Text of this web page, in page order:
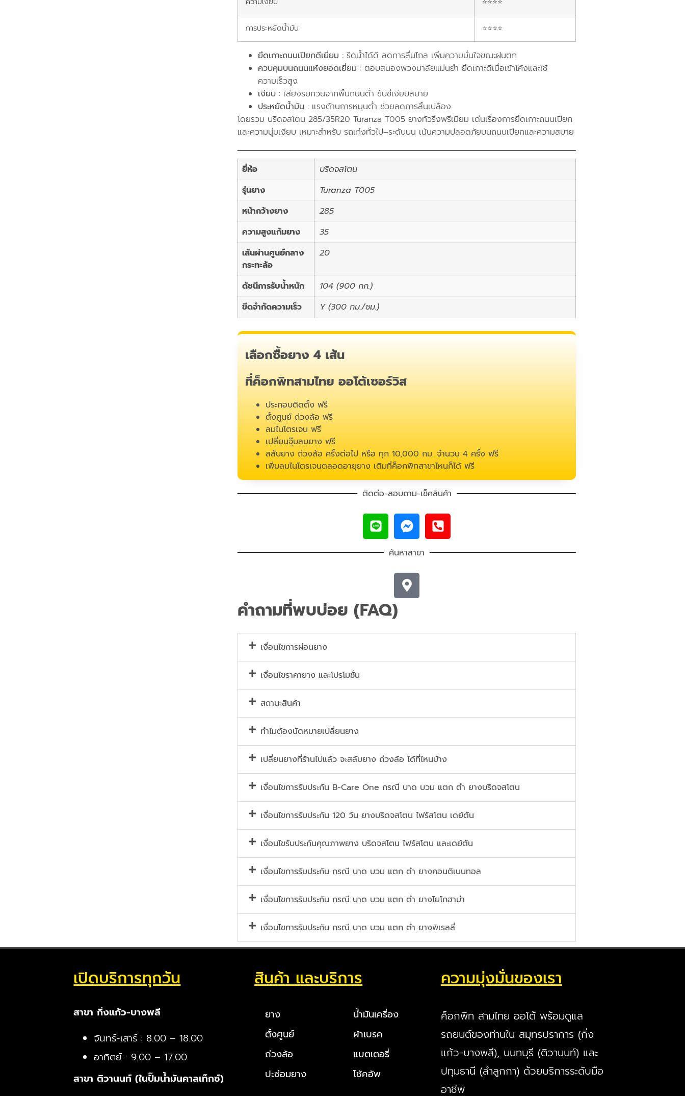
การประหยัดน้ำมัน ⭐⭐⭐⭐
ยึดเกาะถนนเปียกดีเยี่ยม : รีดน้ำได้ดี ลดการลื่นไถล เพิ่มความมั่นใจขณะฝนตก
ควบคุมบนถนนแห้งยอดเยี่ยม : ตอบสนองพวงมาลัยแม่นยำ ยึดเกาะดีเมื่อเข้าโค้งและใช้
ความเร็วสูง
เงียบ : เสียงรบกวนจากพื้นถนนต่ำ ขับขี่เงียบสบาย
ประหยัดน้ำมัน : แรงต้านการหมุนต่ำ ช่วยลดการสิ้นเปลือง
โดยรวม บริดจสโตน 285/35R20 Turanza T005 ยางทัวริ่งพรีเมียม เด่นเรื่องการยึดเกาะถนนเปียก
และความนุ่มเงียบ เหมาะสำหรับ รถเก๋งทั่วไป–ระดับบน เน้นความปลอดภัยบนถนนเปียกและความสบาย
ยี่ห้อ
บริดจสโตน
รุ่นยาง
Turanza T005
หน้ากว้างยาง
285
ความสูงแก้มยาง
35
เส้นผ่านศูนย์กลาง
กระทะล้อ
20
ดัชนีการรับน้ำหนัก
104 (900 กก.)
ขีดจำกัดความเร็ว
Y (300 กม./ชม.)
เลือกซื้อยาง 4 เส้น
ที่ค็อกพิทสามไทย ออโต้เซอร์วิส
ประกอบติดตั้ง ฟรี
ตั้งศูนย์ ถ่วงล้อ ฟรี
ลมไนโตรเจน ฟรี
เปลี่ยนจุ๊บลมยาง ฟรี
สลับยาง ถ่วงล้อ ครั้งต่อไป หรือ ทุก 10,000 กม. จำนวน 4 ครั้ง ฟรี
เพิ่มลมไนโตรเจนตลอดอายุยาง เติมที่ค็อกพิทสาขาไหนก็ได้ ฟรี
ติดต่อ-สอบถาม-เช็คสินค้า
ค้นหาสาขา
คำถามที่พบบ่อย (FAQ)
เงื่อนไขการผ่อนยาง
เงื่อนไขราคายาง และโปรโมชั่น
สถานะสินค้า
ทำไมต้องนัดหมายเปลี่ยนยาง
เปลี่ยนยางที่ร้านไปแล้ว จะสลับยาง ถ่วงล้อ ได้ที่ไหนบ้าง
เงื่อนไขการรับประกัน B-Care One กรณี บาด บวม แตก ตำ ยางบริดจสโตน
เงื่อนไขการรับประกัน 120 วัน ยางบริดจสโตน ไฟร์สโตน เดย์ตัน
เงื่อนไขรับประกันคุณภาพยาง บริดจสโตน ไฟร์สโตน และเดย์ตัน
เงื่อนไขการรับประกัน กรณี บาด บวม แตก ตำ ยางคอนติเนนทอล
เงื่อนไขการรับประกัน กรณี บาด บวม แตก ตำ ยางโยโกฮาม่า
เงื่อนไขการรับประกัน กรณี บาด บวม แตก ตำ ยางพิเรลลี่
เปิดบริการทุกวัน
สาขา กิ่งแก้ว-บางพลี
จันทร์-เสาร์ : 8.00 – 18.00
อาทิตย์ : 9.00 – 17.00
สาขา ติวานนท์ (ในปั๊มน้ำมันคาลเท็กซ์)
สินค้า และบริการ
ยาง
ตั้งศูนย์
ถ่วงล้อ
ปะซ่อมยาง
น้ำมันเครื่อง
ผ้าเบรค
แบตเตอรี่
โช้คอัพ
ความมุ่งมั่นของเรา
ค็อกพิท สามไทย ออโต้ พร้อมดูแล
รถยนต์ของท่านใน สมุทรปราการ (กิ่ง
แก้ว-บางพลี), นนทบุรี (ติวานนท์) และ
ปทุมธานี (ลำลูกกา) ด้วยบริการระดับมือ
อาชีพ